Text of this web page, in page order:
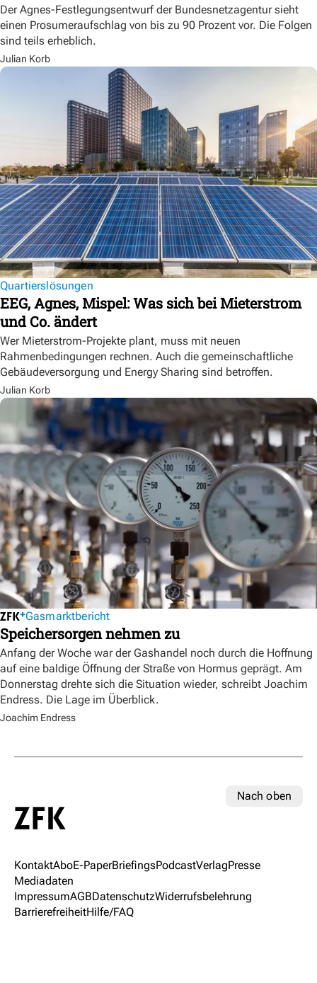
Der Agnes-Festlegungsentwurf der Bundesnetzagentur sieht
einen Prosumeraufschlag von bis zu 90 Prozent vor. Die Folgen
sind teils erheblich.
Julian Korb
Quartierslösungen
EEG, Agnes, Mispel: Was sich bei Mieterstrom
und Co. ändert
Wer Mieterstrom-Projekte plant, muss mit neuen
Rahmenbedingungen rechnen. Auch die gemeinschaftliche
Gebäudeversorgung und Energy Sharing sind betroffen.
Julian Korb
Gasmarktbericht
Speichersorgen nehmen zu
Anfang der Woche war der Gashandel noch durch die Hoffnung
auf eine baldige Öffnung der Straße von Hormus geprägt. Am
Donnerstag drehte sich die Situation wieder, schreibt Joachim
Endress. Die Lage im Überblick.
Joachim Endress
Nach oben
KontaktAboE-PaperBriefingsPodcastVerlagPresse
Mediadaten
ImpressumAGBDatenschutzWiderrufsbelehrung
BarrierefreiheitHilfe/FAQ